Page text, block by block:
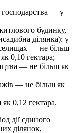
господарства — у
будинку,
ділянка): у
— не більш
0,10 гектара;
— не більш як
— не більш як
0,12 гектара.
дії єдиного
ділянок,